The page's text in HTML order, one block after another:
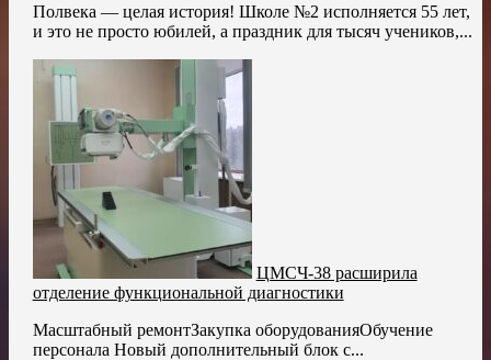
Полвека — целая история! Школе №2 исполняется 55 лет,
и это не просто юбилей, а праздник для тысяч учеников,...
ЦМСЧ-38 расширила
отделение функциональной диагностики
Масштабный ремонтЗакупка оборудованияОбучение
персонала Новый дополнительный блок с...